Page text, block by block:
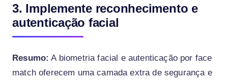
3. Implemente reconhecimento e
autenticação facial
Resumo: A biometria facial e autenticação por face
match oferecem uma camada extra de segurança e